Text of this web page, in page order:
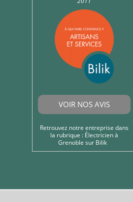
VOIR NOS AVIS
Retrouvez notre entreprise dans
la rubrique : Électricien à
Grenoble sur Bilik